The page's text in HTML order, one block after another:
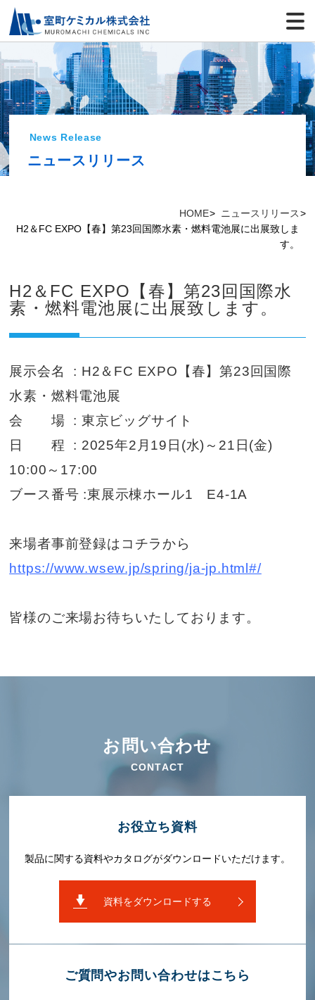
HOME
ニュースリリース
H2＆FC EXPO【春】第23回国際水素・燃料電池展に出展致しま
す。
News Release
ニュースリリース
H2＆FC EXPO【春】第23回国際水
素・燃料電池展に出展致します。
展示会名 : H2＆FC EXPO【春】第23回国際
水素・燃料電池展
会 場 : 東京ビッグサイト
日 程 : 2025年2月19日(水)～21日(金)
10:00～17:00
ブース番号 :東展示棟ホール1 E4-1A
来場者事前登録はコチラから
https://www.wsew.jp/spring/ja-jp.html#/
皆様のご来場お待ちいたしております。
お問い合わせ
CONTACT
お役⽴ち資料
製品に関する資料やカタログがダウンロードいただけます。
資料をダウンロードする
ご質問やお問い合わせはこちら